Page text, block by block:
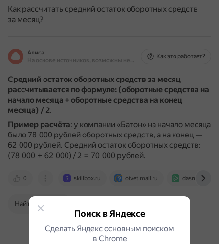
Как рассчитать средний остаток оборотных средств
за месяц?
Алиса
На основе источников, возможны неточности
Как это работает?
Средний остаток оборотных средств за месяц
рассчитывается по формуле: (оборотные средства на
начало месяца + оборотные средства на конец
месяца) / 2.
Пример расчёта: у компании «Батон» на начало месяца
было 78 000 рублей оборотных средств, а на конец —
62 000 рублей. Средний остаток оборотных средств:
(78 000 + 62 000) / 2 = 70 000 рублей.
0 skillbox.ru otvet.mail.ru dasreda.ru
Найти в Поиске
Поиск в Яндексе
Сделать Яндекс основным поиском
в Сhrome